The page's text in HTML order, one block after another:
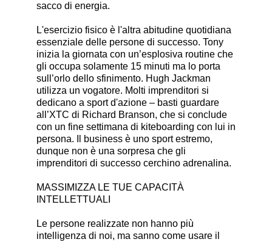
sacco di energia.
L'esercizio fisico è l'altra abitudine quotidiana
essenziale delle persone di successo. Tony
inizia la giornata con un’esplosiva routine che
gli occupa solamente 15 minuti ma lo porta
sull’orlo dello sfinimento. Hugh Jackman
utilizza un vogatore. Molti imprenditori si
dedicano a sport d'azione – basti guardare
all’XTC di Richard Branson, che si conclude
con un fine settimana di kiteboarding con lui in
persona. Il business è uno sport estremo,
dunque non è una sorpresa che gli
imprenditori di successo cerchino adrenalina.
MASSIMIZZA LE TUE CAPACITÀ
INTELLETTUALI
Le persone realizzate non hanno più
intelligenza di noi, ma sanno come usare il